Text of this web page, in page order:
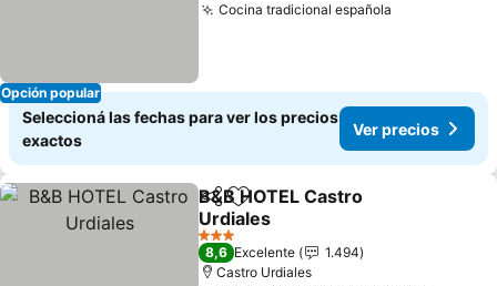
Opción popular
Cocina tradicional española
Seleccioná las fechas para ver los precios
exactos
Ver precios
CompartirAñadir a favoritos
B&B HOTEL Castro
Urdiales
Ver precios
3 Estrellas
8,6 Excelente
1.494
Castro Urdiales